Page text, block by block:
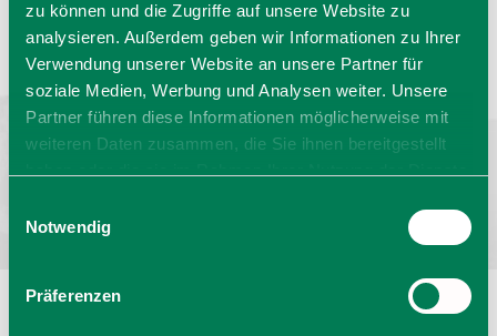
zu können und die Zugriffe auf unsere Website zu
analysieren. Außerdem geben wir Informationen zu Ihrer
Verwendung unserer Website an unsere Partner für
soziale Medien, Werbung und Analysen weiter. Unsere
Partner führen diese Informationen möglicherweise mit
weiteren Daten zusammen, die Sie ihnen bereitgestellt
Cookies, wenn Sie unsere Webseite weiterhin nutzen.
Notwendig
Präferenzen
Sprache wählen: DE EN IT
Barrierefrei reisen Filmregion
Prospekte
Kontakt
Impressum
Datenschutz
Erklärung zur Barrierefreiheit
Bayern - traditionell anders